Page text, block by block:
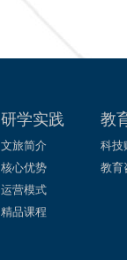
研学实践
文旅简介
核心优势
运营模式
精品课程
教
科技
教育